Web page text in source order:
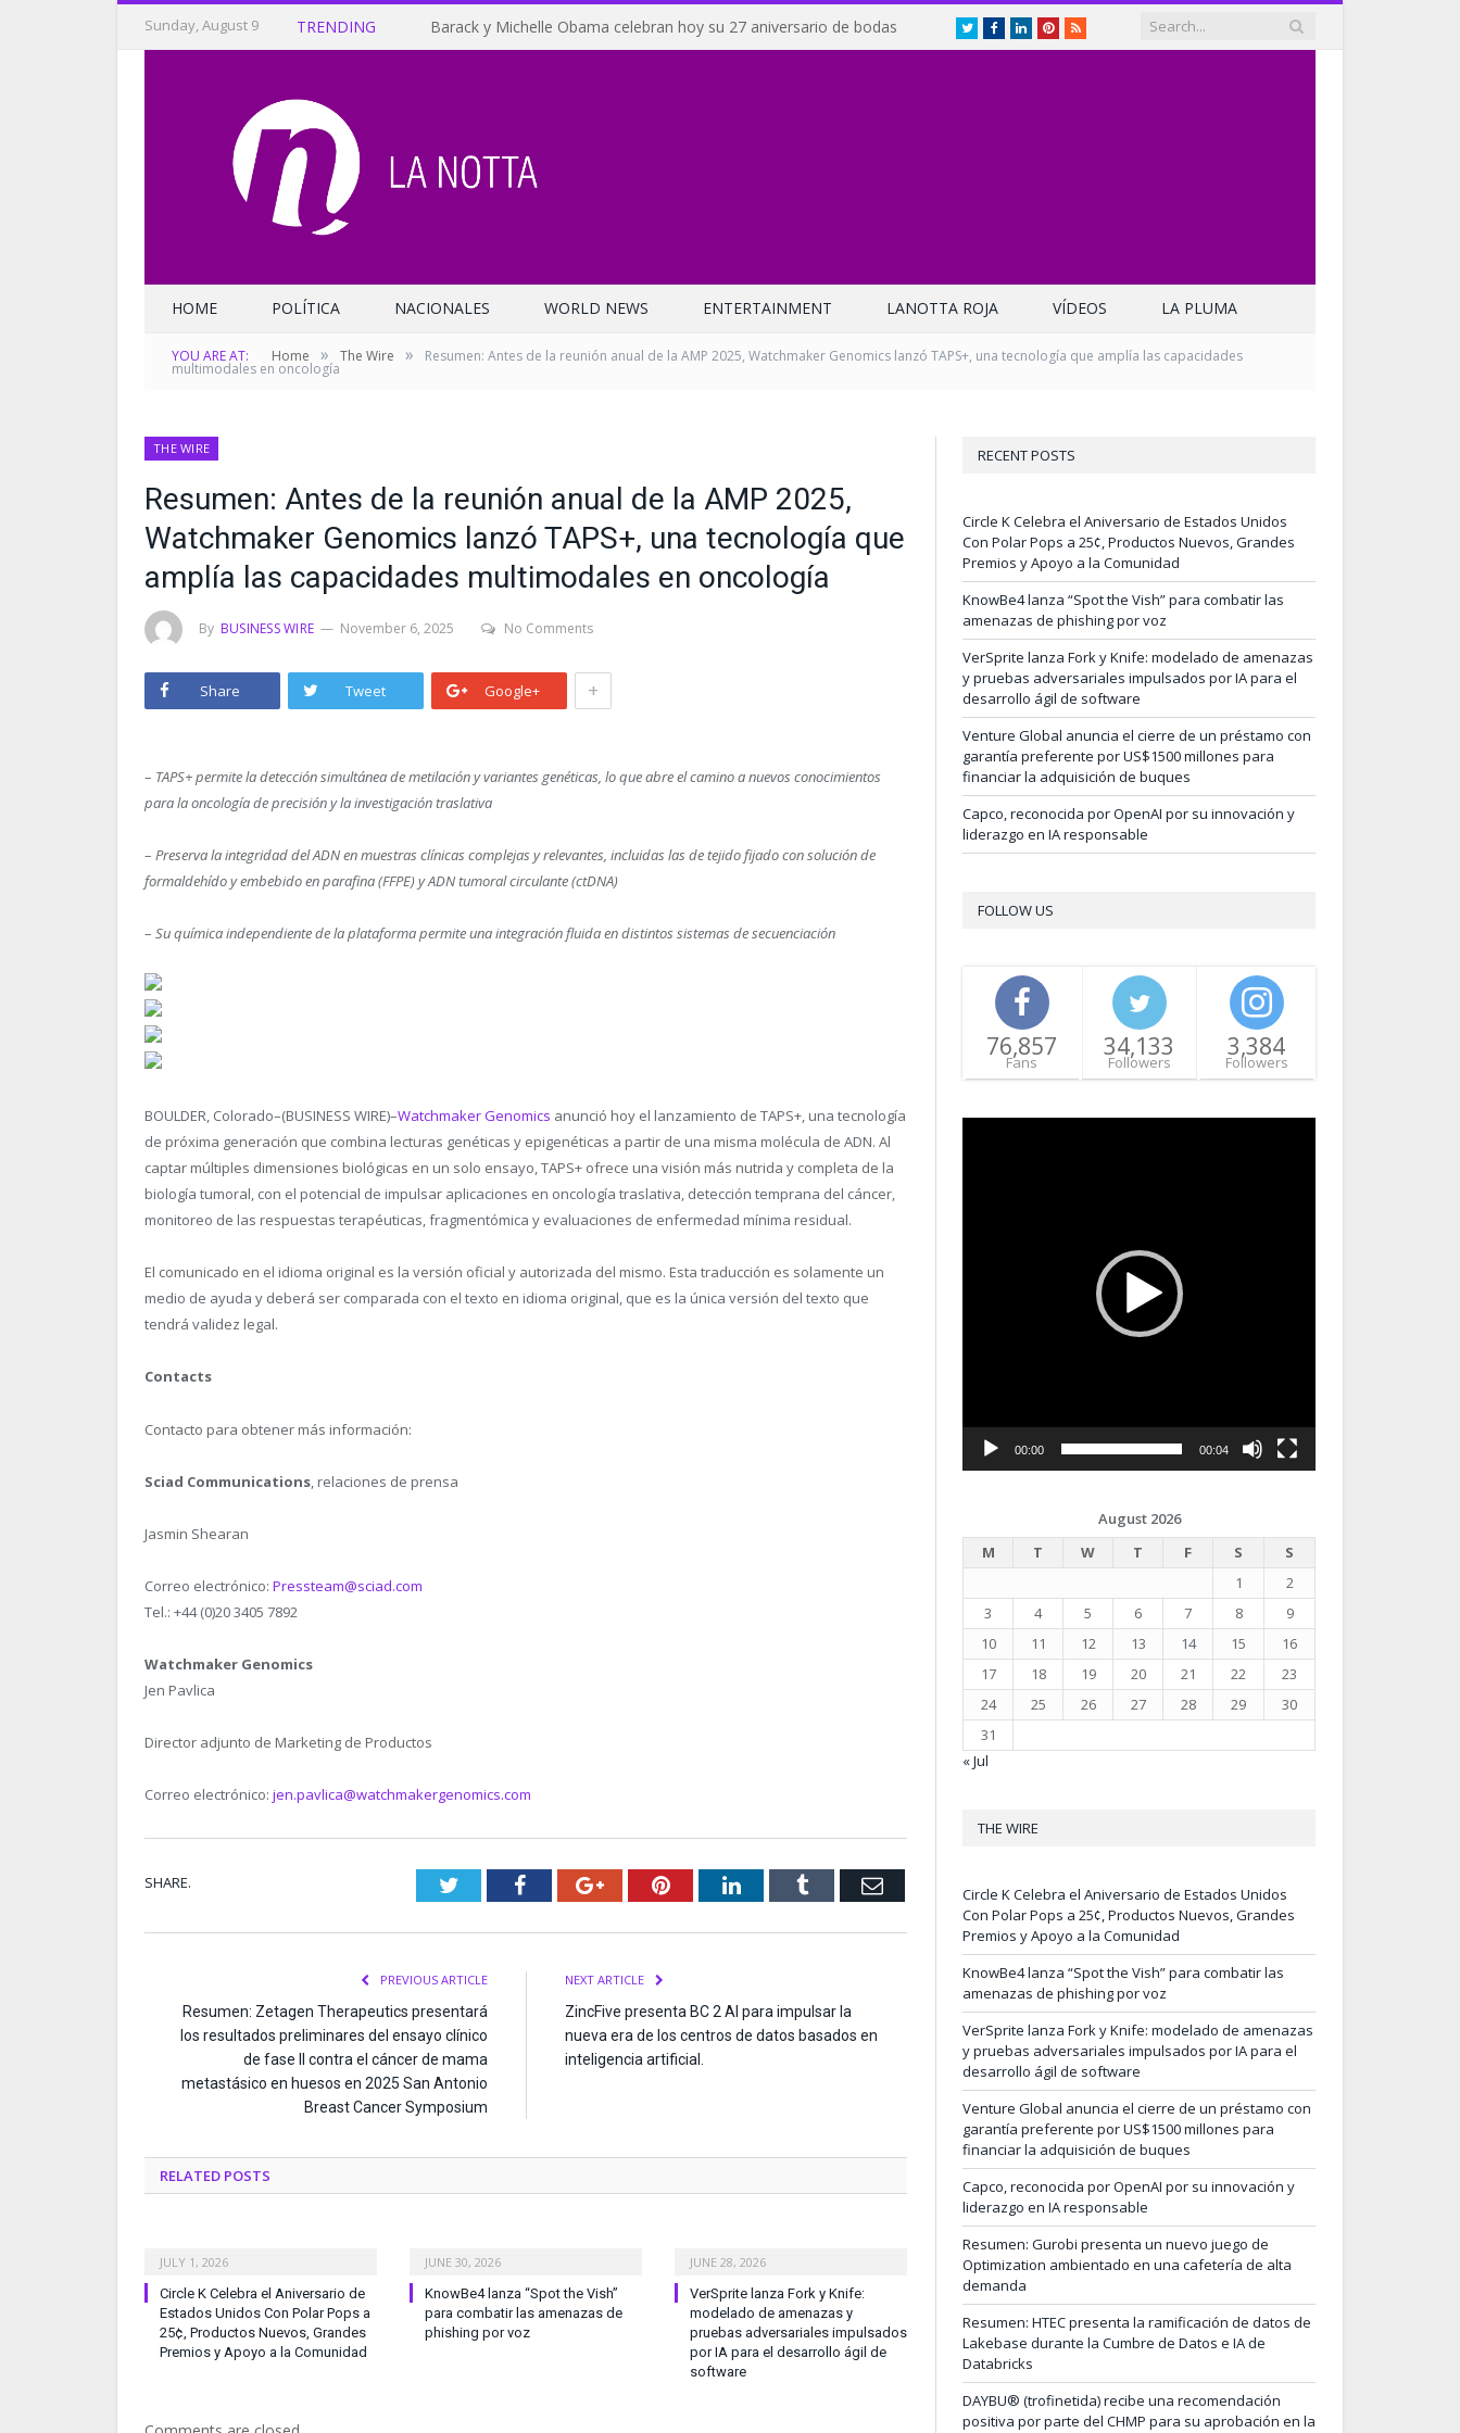
Sunday, August 9 TRENDING Barack y Michelle Obama celebran hoy su 27 aniversario de bodas TwitterFacebookLinkedInPinterest
RSS
HOME POLÍTICA NACIONALES WORLD NEWS ENTERTAINMENT LANOTTA ROJA VÍDEOS LA PLUMA
YOU ARE AT: Home » The Wire » Resumen: Antes de la reunión anual de la AMP 2025, Watchmaker Genomics lanzó TAPS+, una tecnología que amplía las capacidades
multimodales en oncología
THE WIRE
Resumen: Antes de la reunión anual de la AMP 2025,
Watchmaker Genomics lanzó TAPS+, una tecnología que
amplía las capacidades multimodales en oncología
By BUSINESS WIRE November 6, 2025 No Comments
Share Tweet Google+ +
– TAPS+ permite la detección simultánea de metilación y variantes genéticas, lo que abre el camino a nuevos conocimientos
para la oncología de precisión y la investigación traslativa
– Preserva la integridad del ADN en muestras clínicas complejas y relevantes, incluidas las de tejido fijado con solución de
formaldehído y embebido en parafina (FFPE) y ADN tumoral circulante (ctDNA)
– Su química independiente de la plataforma permite una integración fluida en distintos sistemas de secuenciación
BOULDER, Colorado–(BUSINESS WIRE)–Watchmaker Genomics anunció hoy el lanzamiento de TAPS+, una tecnología
de próxima generación que combina lecturas genéticas y epigenéticas a partir de una misma molécula de ADN. Al
captar múltiples dimensiones biológicas en un solo ensayo, TAPS+ ofrece una visión más nutrida y completa de la
biología tumoral, con el potencial de impulsar aplicaciones en oncología traslativa, detección temprana del cáncer,
monitoreo de las respuestas terapéuticas, fragmentómica y evaluaciones de enfermedad mínima residual.
El comunicado en el idioma original es la versión oficial y autorizada del mismo. Esta traducción es solamente un
medio de ayuda y deberá ser comparada con el texto en idioma original, que es la única versión del texto que
tendrá validez legal.
Contacts
Contacto para obtener más información:
Sciad Communications, relaciones de prensa
Jasmin Shearan
Correo electrónico: Pressteam@sciad.com
Tel.: +44 (0)20 3405 7892
Watchmaker Genomics
Jen Pavlica
Director adjunto de Marketing de Productos
Correo electrónico: jen.pavlica@watchmakergenomics.com
SHARE. TwitterFacebookGoogle+PinterestLinkedInTumblr Email
PREVIOUS ARTICLE
Resumen: Zetagen Therapeutics presentará
los resultados preliminares del ensayo clínico
de fase II contra el cáncer de mama
metastásico en huesos en 2025 San Antonio
Breast Cancer Symposium
NEXT ARTICLE
ZincFive presenta BC 2 AI para impulsar la
nueva era de los centros de datos basados en
inteligencia artificial.
RELATED POSTS
JULY 1, 2026
Circle K Celebra el Aniversario de
Estados Unidos Con Polar Pops a
25¢, Productos Nuevos, Grandes
Premios y Apoyo a la Comunidad
JUNE 30, 2026
KnowBe4 lanza “Spot the Vish”
para combatir las amenazas de
phishing por voz
JUNE 28, 2026
VerSprite lanza Fork y Knife:
modelado de amenazas y
pruebas adversariales impulsados
por IA para el desarrollo ágil de
software
RECENT POSTS
Circle K Celebra el Aniversario de Estados Unidos
Con Polar Pops a 25¢, Productos Nuevos, Grandes
Premios y Apoyo a la Comunidad
KnowBe4 lanza “Spot the Vish” para combatir las
amenazas de phishing por voz
VerSprite lanza Fork y Knife: modelado de amenazas
y pruebas adversariales impulsados por IA para el
desarrollo ágil de software
Venture Global anuncia el cierre de un préstamo con
garantía preferente por US$1500 millones para
financiar la adquisición de buques
Capco, reconocida por OpenAI por su innovación y
liderazgo en IA responsable
FOLLOW US
76,857
Fans
34,133
Followers
3,384
Followers
00:00 00:04
August 2026
M
T W T F S
S
1
2
3
4 5 6 7 8
9
10
11 12 13 14 15
16
17
18 19 20 21 22
23
24
25 26 27 28 29
30
31
« Jul
THE WIRE
Circle K Celebra el Aniversario de Estados Unidos
Con Polar Pops a 25¢, Productos Nuevos, Grandes
Premios y Apoyo a la Comunidad
KnowBe4 lanza “Spot the Vish” para combatir las
amenazas de phishing por voz
VerSprite lanza Fork y Knife: modelado de amenazas
y pruebas adversariales impulsados por IA para el
desarrollo ágil de software
Venture Global anuncia el cierre de un préstamo con
garantía preferente por US$1500 millones para
financiar la adquisición de buques
Capco, reconocida por OpenAI por su innovación y
liderazgo en IA responsable
Resumen: Gurobi presenta un nuevo juego de
Optimization ambientado en una cafetería de alta
demanda
Resumen: HTEC presenta la ramificación de datos de
Lakebase durante la Cumbre de Datos e IA de
Databricks
DAYBU® (trofinetida) recibe una recomendación
positiva por parte del CHMP para su aprobación en la